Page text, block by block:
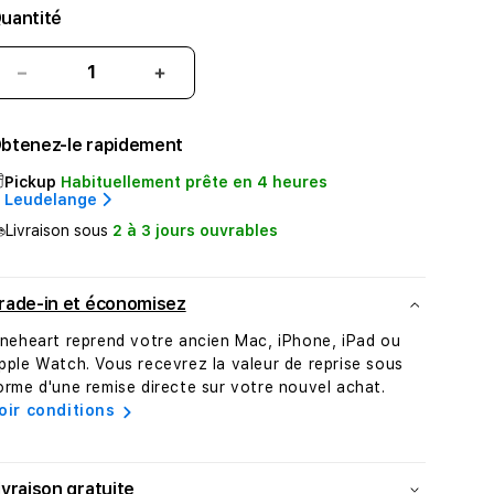
Réduire
la
de
Patch
cable
RJ45
•
CAT
6
•
1,0m
Augmenter
la
de
Patch
cable
RJ45
-
CAT
6
•
1,0m
le rapidement
Pickup Habituellement prête en 4 heures
Leudelange
Livraison sous 2 à 3 jours ouvrables
in et économisez
reprend votre ancien Mac, iPhone, iPad ou
Watch. Vous recevrez la valeur de reprise sous
d'une remise directe sur votre nouvel achat.
conditions
gratuite